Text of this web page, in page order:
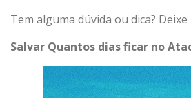
Tem alguma dúvida ou dica?
Salvar Quantos dias ficar no